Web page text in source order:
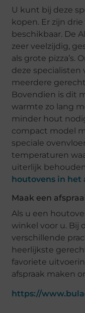
U kunt bij deze
kopen. Er zijn
beschikbaar. De
zeer veelzijdig,
als grote pizza’s.
deze
meerdere
Bovendien is dit
warmte zo lang
minder hout
compact model
speciale
temperaturen
uiterlijk
houtovens in het
Maak een
Als u een
winkel voor u. Bij
verschillende
heerlijkste
favoriete
afspraak maken
https://